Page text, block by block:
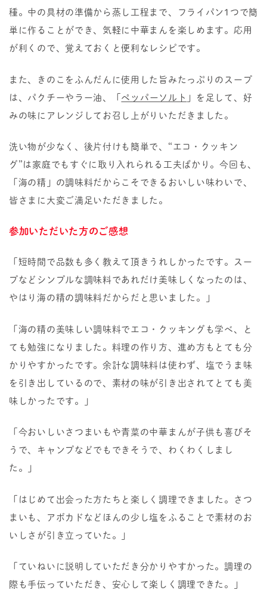
種。中の具材の準備から蒸し工程まで、フライパン1つで簡
単に作ることができ、気軽に中華まんを楽しめます。応用
が利くので、覚えておくと便利なレシピです。
また、きのこをふんだんに使用した旨みたっぷりのスープ
は、パクチーやラー油、「 ペッパーソルト 」を足して、好
みの味にアレンジしてお召し上がりいただきました。
洗い物が少なく、後片付けも簡単で、“エコ・クッキン
グ”は家庭でもすぐに取り入れられる工夫ばかり。今回も、
「海の精」の調味料だからこそできるおいしい味わいで、
皆さまに大変ご満足いただきました。
参加いただいた方のご感想
「短時間で品数も多く教えて頂きうれしかったです。スー
プなどシンプルな調味料であれだけ美味しくなったのは、
やはり海の精の調味料だからだと思いました。」
「海の精の美味しい調味料でエコ・クッキングも学べ、と
ても勉強になりました。料理の作り方、進め方もとても分
かりやすかったです。余計な調味料は使わず、塩でうま味
を引き出しているので、素材の味が引き出されてとても美
味しかったです。」
「今おいしいさつまいもや青菜の中華まんが子供も喜びそ
うで、キャンプなどでもできそうで、わくわくしまし
た。」
「はじめて出会った方たちと楽しく調理できました。さつ
まいも、アボカドなどほんの少し塩をふることで素材のお
いしさが引き立っていた。」
「ていねいに説明していただき分かりやすかった。調理の
際も手伝っていただき、安心して楽しく調理できた。」